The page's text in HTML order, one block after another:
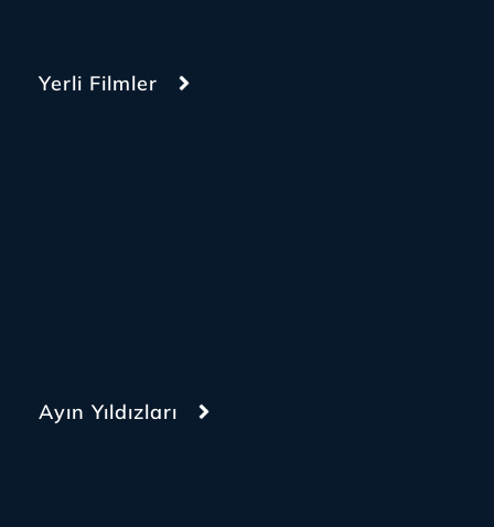
Yerli Filmler
Ayın Yıldızları